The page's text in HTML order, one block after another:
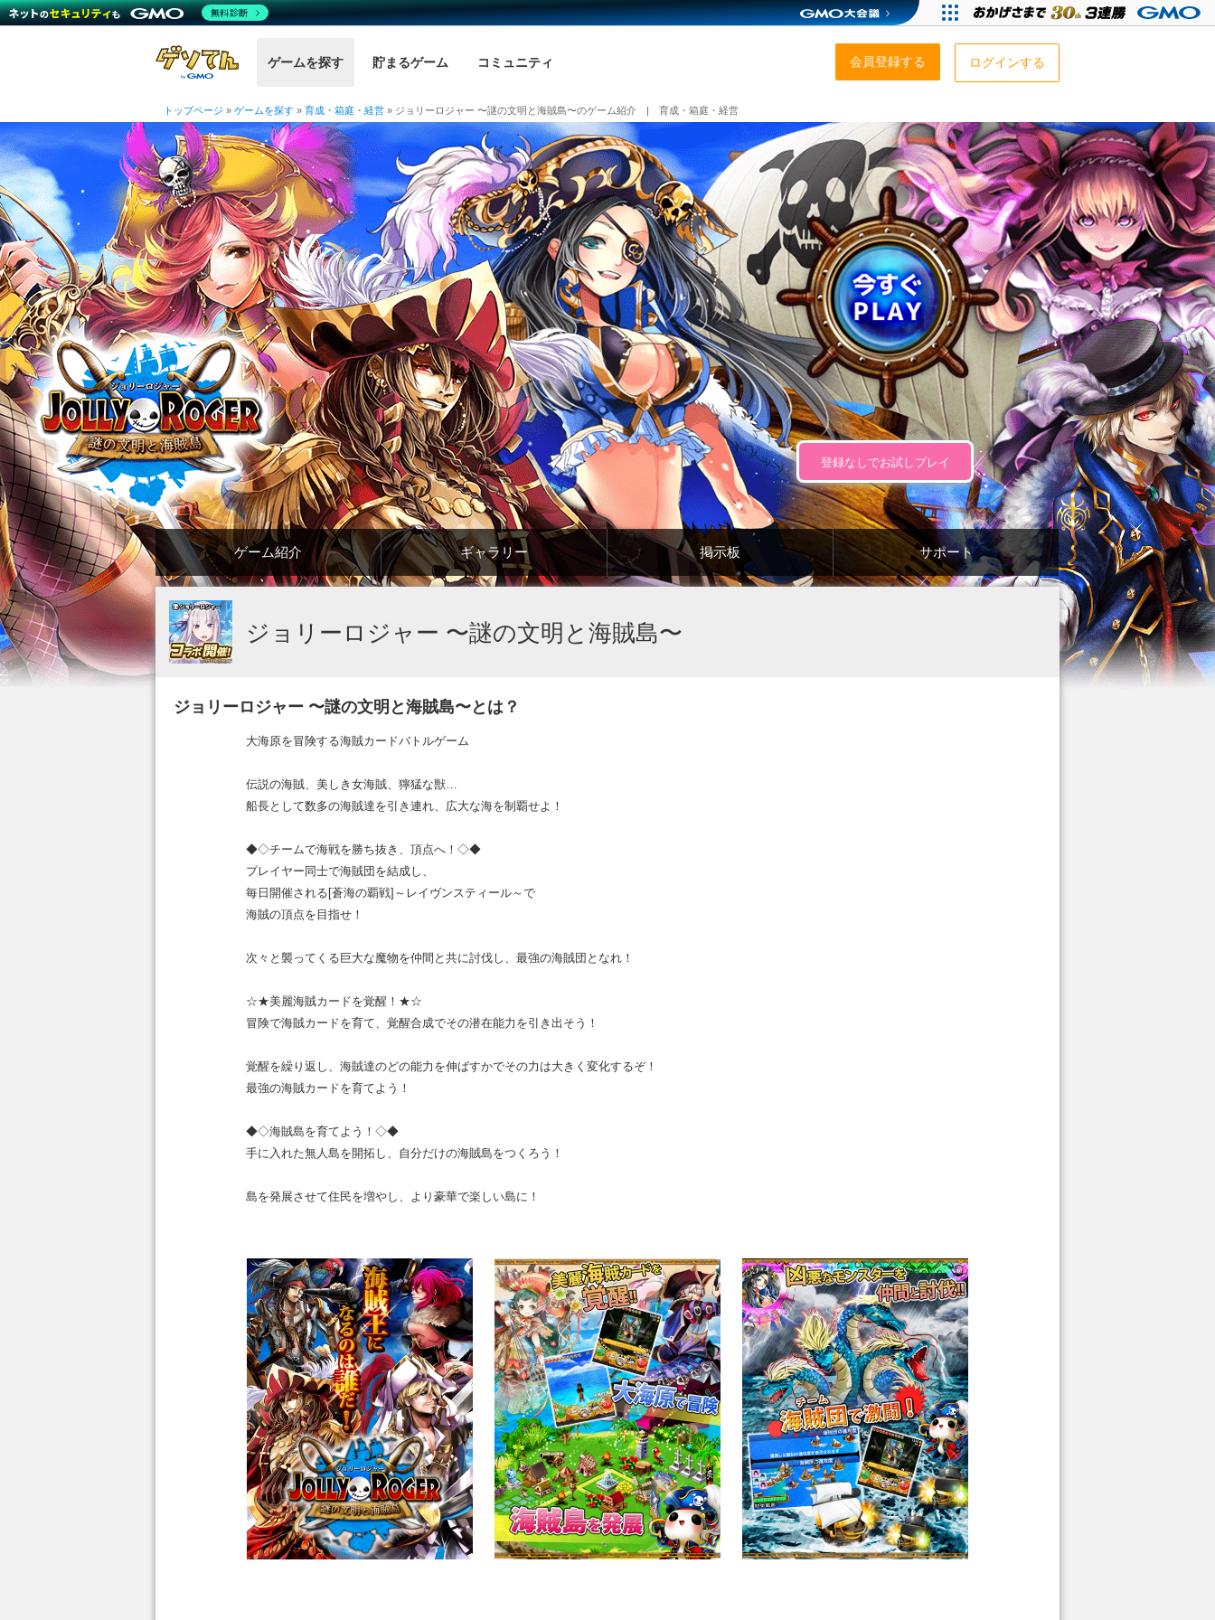
ゲームを探す 貯まるゲーム コミュニティ 会員登録する ログインする
トップページ » ゲームを探す » 育成・箱庭・経営 » ジョリーロジャー 〜謎の文明と海賊島〜のゲーム紹介 | 育成・箱庭・経営
登録なしでお試しプレイ
ゲーム紹介 ギャラリー 掲示板 サポート
ジョリーロジャー 〜謎の文明と海賊島〜
ジョリーロジャー 〜謎の文明と海賊島〜とは？
大海原を冒険する海賊カードバトルゲーム
伝説の海賊、美しき女海賊、獰猛な獣…
船長として数多の海賊達を引き連れ、広大な海を制覇せよ！
◆◇チームで海戦を勝ち抜き、頂点へ！◇◆
プレイヤー同士で海賊団を結成し、
毎日開催される[蒼海の覇戦]～レイヴンスティール～で
海賊の頂点を目指せ！
次々と襲ってくる巨大な魔物を仲間と共に討伐し、最強の海賊団となれ！
☆★美麗海賊カードを覚醒！★☆
冒険で海賊カードを育て、覚醒合成でその潜在能力を引き出そう！
覚醒を繰り返し、海賊達のどの能力を伸ばすかでその力は大きく変化するぞ！
最強の海賊カードを育てよう！
◆◇海賊島を育てよう！◇◆
手に入れた無人島を開拓し、自分だけの海賊島をつくろう！
島を発展させて住民を増やし、より豪華で楽しい島に！
無料診断